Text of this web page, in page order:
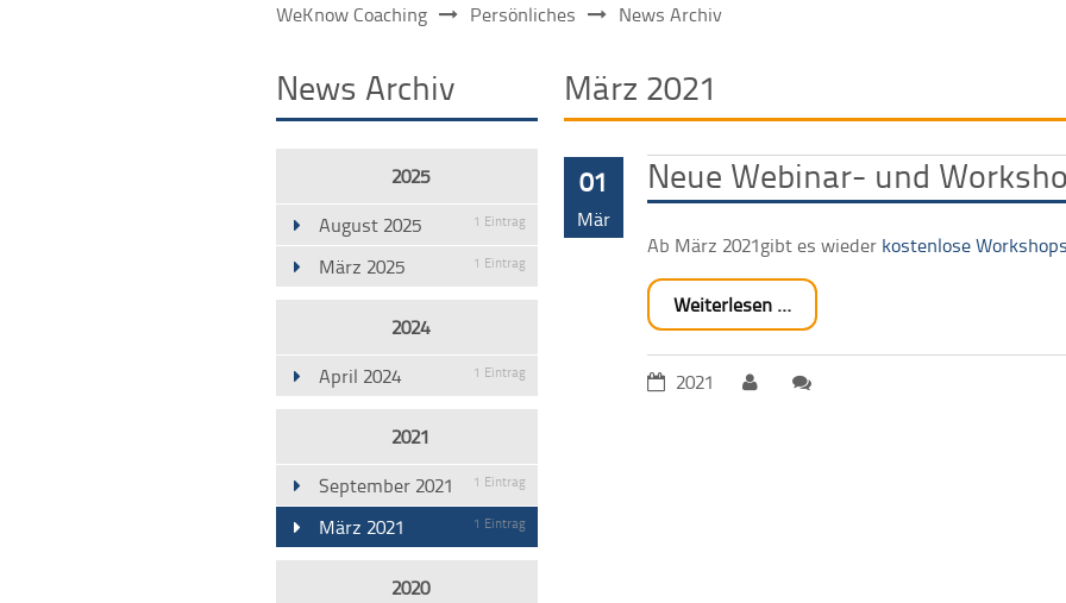
WeKnow Coaching Persönliches News Archiv
März 2021
01
Mär
Neue Webinar- und
Ab März 2021gibt es wieder kostenlose
Weiterlesen …
2021
News Archiv
2025
August 2025
1 Eintrag
März 2025 1 Eintrag
2024
April 2024
1 Eintrag
2021
September 2021
1 Eintrag
März 2021 1 Eintrag
2020